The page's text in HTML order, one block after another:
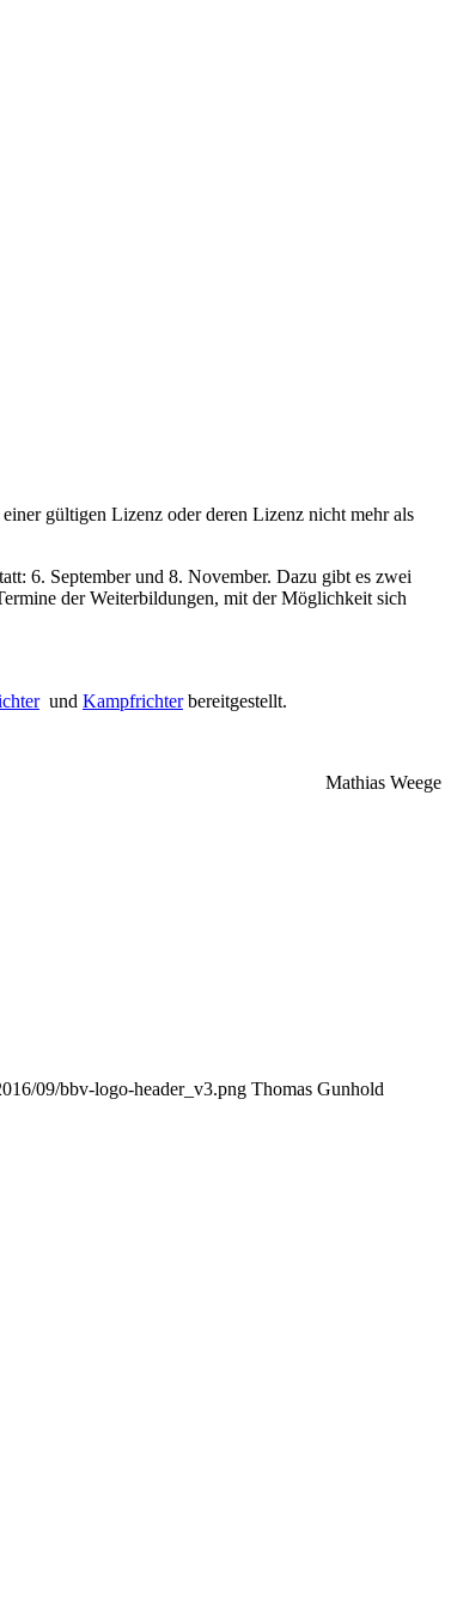
gültigen Lizenz oder deren Lizenz nicht mehr als
6. September und 8. November. Dazu gibt es zwei
der Weiterbildungen, mit der Möglichkeit sich
und Kampfrichterbereitgestellt.
Mathias Weege
09/bbv-logo-header_v3.png Thomas Gunhold